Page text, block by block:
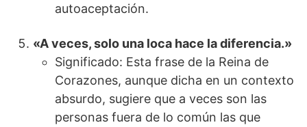
autoaceptación.
«A veces, solo una loca hace la diferencia.»
Significado: Esta frase de la Reina de
Corazones, aunque dicha en un contexto
absurdo, sugiere que a veces son las
personas fuera de lo común las que